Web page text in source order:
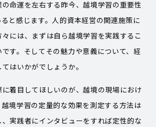
命運を左右する昨今、越境学習の重要性
と感じます。人的資本経営の関連施策に
には、まずは自ら越境学習を実践するこ
す。そしてその魅力や意義について、経
はいかがでしょうか。
着目してほしいのが、越境の現場におけ
境学習の定量的な効果を測定する方法は
実践者にインタビューをすれば定性的な